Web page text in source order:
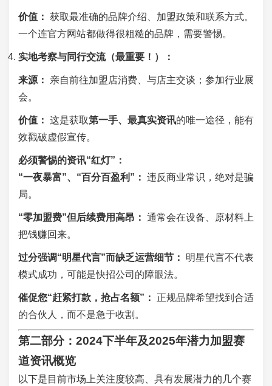
价值： 获取最准确的品牌介绍、加盟政策和联系方式。
一个连官方网站都做得很粗糙的品牌，需要警惕。
实地考察与同行交流（最重要！）：
来源：
亲自前往加盟店消费、与店主交谈；参加行业展
会。
价值： 这是获取第一手、最真实资讯的唯一途径，能有
效戳破虚假宣传。
必须警惕的资讯“红灯”：
“一夜暴富”、“百分百盈利”： 违反商业常识，绝对是骗
局。
“零加盟费”但后续费用高昂： 通常会在设备、原材料上
把钱赚回来。
过分强调“明星代言”而缺乏运营细节：
明星代言不代表
模式成功，可能是快招公司的障眼法。
催促您“赶紧打款，抢占名额”：
正规品牌希望找到合适
的合伙人，而不是急于收割。
第二部分：2024下半年及2025年潜力加盟赛
道资讯概览
以下是目前市场上关注度较高、具有发展潜力的几个赛